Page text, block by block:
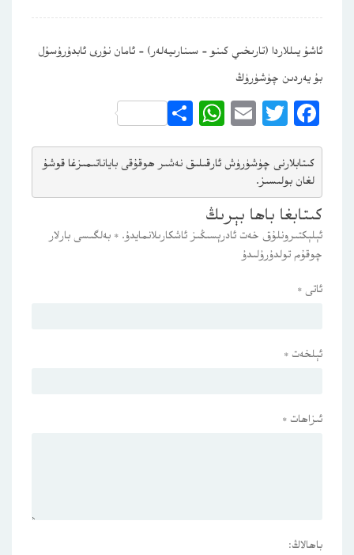
ئاشۇ يىللاردا (تارىخىي كىنو – سىنارىيەلەر) – ئامان نۇرى ئابدۇرۇسۇل
بۇ يەردىن چۈشۈرۈڭ
Facebook
Twitter
Email
WhatsApp
Share
كىتابلارنى چۈشۈرۈش ئارقىلىق نەشىر ھوقۇقى باياناتىمىزغا قوشۇ
لغان بولىسىز.
كىتابغا باھا بېرىڭ
ئېلېكتىرونلۇق خەت ئادرېسىڭىز ئاشكارىلانمايدۇ. * بەلگىسى بارلار
چوقۇم تولدۇرۇلىدۇ
ئاتى *
ئېلخەت *
ئىزاھات *
باھالاڭ: